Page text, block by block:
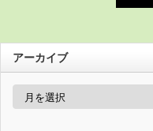
アーカイブ
ア